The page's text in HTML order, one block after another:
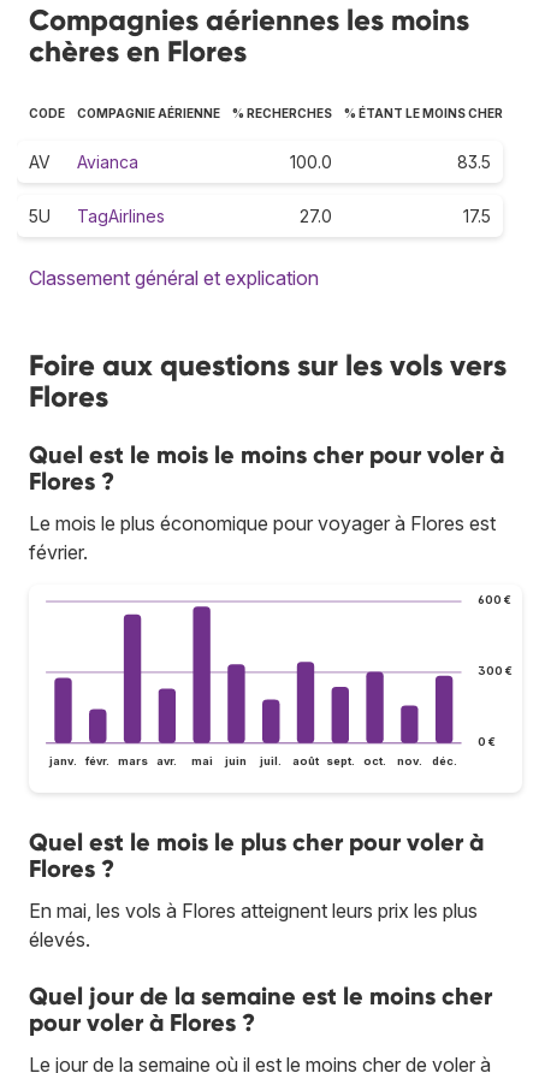
Compagnies aériennes les moins
chères en Flores
CODE COMPAGNIE AÉRIENNE % RECHERCHES % ÉTANT LE MOINS CHER
AV Avianca 100.0 83.5
5U TagAirlines 27.0 17.5
Classement général et explication
Foire aux questions sur les vols vers
Flores
Quel est le mois le moins cher pour voler à
Flores ?
Le mois le plus économique pour voyager à Flores est
février.
0 €
300 €
600 €
janv. févr. mars avr. mai juin juil. août sept. oct. nov. déc.
Quel est le mois le plus cher pour voler à
Flores ?
En mai, les vols à Flores atteignent leurs prix les plus
élevés.
Quel jour de la semaine est le moins cher
pour voler à Flores ?
Le jour de la semaine où il est le moins cher de voler à